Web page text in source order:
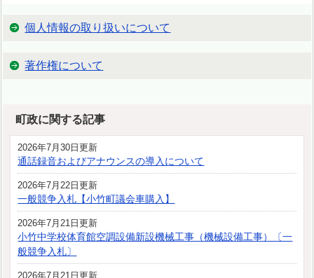
個人情報の取り扱いについて
著作権について
町政に関する記事
2026年7月30日更新
通話録音およびアナウンスの導入について
2026年7月22日更新
一般競争入札【小竹町議会車購入】
2026年7月21日更新
小竹中学校体育館空調設備新設機械工事（機械設備工事）〔一
般競争入札〕
2026年7月21日更新